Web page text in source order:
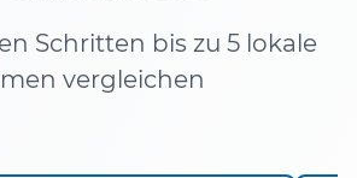
Schritten bis zu 5 lokale
vergleichen